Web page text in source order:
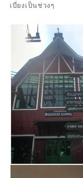
เบี่ยงเป็นช่วงๆ